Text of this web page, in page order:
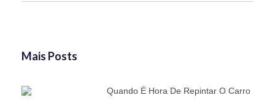
Mais Posts
Quando É Hora De Repintar O Carro